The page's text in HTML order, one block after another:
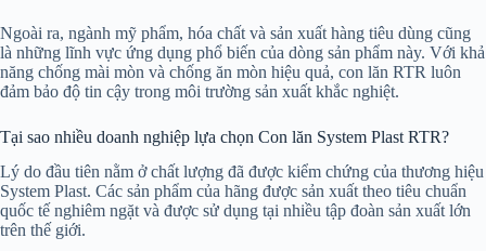
Ngoài ra, ngành mỹ phẩm, hóa chất và sản xuất hàng tiêu dùng cũng
là những lĩnh vực ứng dụng phổ biến của dòng sản phẩm này. Với khả
năng chống mài mòn và chống ăn mòn hiệu quả, con lăn RTR luôn
đảm bảo độ tin cậy trong môi trường sản xuất khắc nghiệt.
Tại sao nhiều doanh nghiệp lựa chọn Con lăn System Plast RTR?
Lý do đầu tiên nằm ở chất lượng đã được kiểm chứng của thương hiệu
System Plast. Các sản phẩm của hãng được sản xuất theo tiêu chuẩn
quốc tế nghiêm ngặt và được sử dụng tại nhiều tập đoàn sản xuất lớn
trên thế giới.